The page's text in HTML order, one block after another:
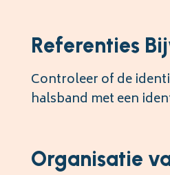
Referenties
Controleer of de
halsband met een
Organisatie